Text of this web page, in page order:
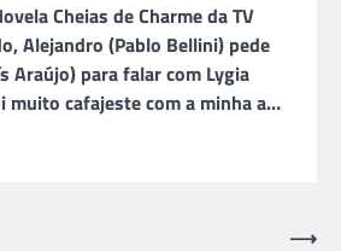
Cheias de Charme da TV
Alejandro (Pablo Bellini) pede
Araújo) para falar com Lygia
muito cafajeste com a minha a…
⟶